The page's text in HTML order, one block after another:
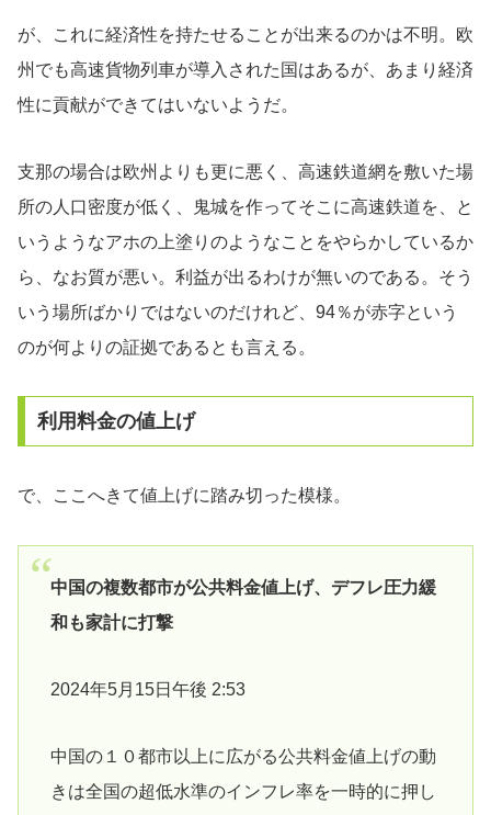
が、これに経済性を持たせることが出来るのかは不明。欧
州でも高速貨物列車が導入された国はあるが、あまり経済
性に貢献ができてはいないようだ。
支那の場合は欧州よりも更に悪く、高速鉄道網を敷いた場
所の人口密度が低く、鬼城を作ってそこに高速鉄道を、と
いうようなアホの上塗りのようなことをやらかしているか
ら、なお質が悪い。利益が出るわけが無いのである。そう
いう場所ばかりではないのだけれど、94％が赤字という
のが何よりの証拠であるとも言える。
利用料金の値上げ
で、ここへきて値上げに踏み切った模様。
中国の複数都市が公共料金値上げ、デフレ圧力緩
和も家計に打撃
2024年5月15日午後 2:53
中国の１０都市以上に広がる公共料金値上げの動
きは全国の超低水準のインフレ率を一時的に押し